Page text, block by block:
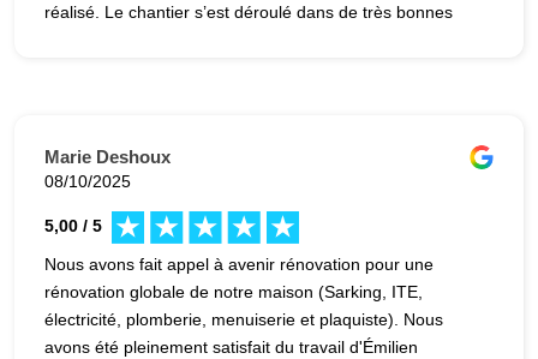
réalisé. Le chantier s’est déroulé dans de très bonnes
Marie Deshoux
08/10/2025
5,00 / 5
Nous avons fait appel à avenir rénovation pour une
rénovation globale de notre maison (Sarking, ITE,
électricité, plomberie, menuiserie et plaquiste). Nous
avons été pleinement satisfait du travail d'Émilien